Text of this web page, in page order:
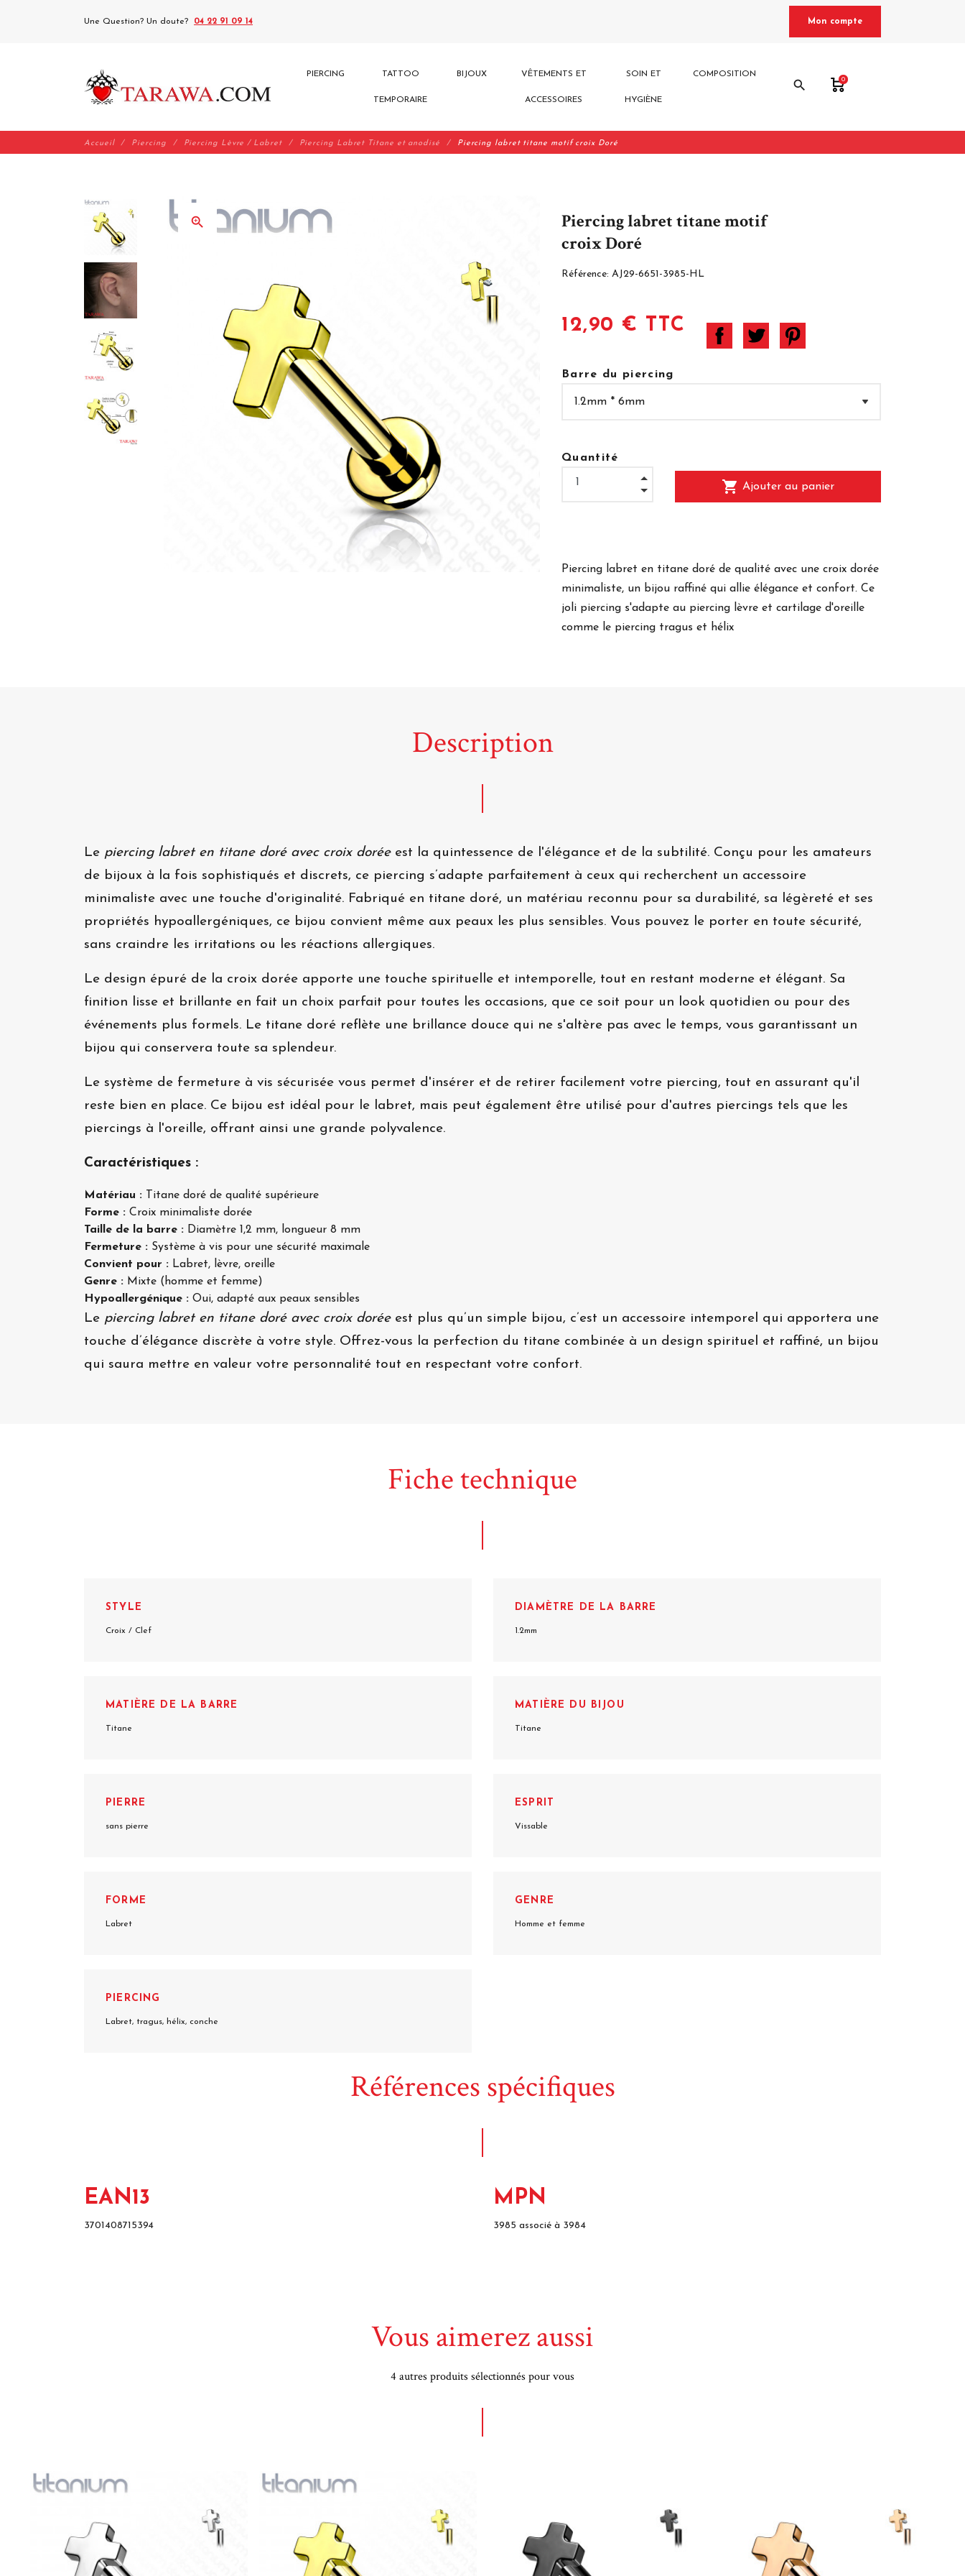
Une Question? Un doute? 04 22 91 09 14 Mon compte
PIERCING TATTOO
TEMPORAIRE
BIJOUX VÊTEMENTS ET
ACCESSOIRES
SOIN ET
HYGIÈNE
COMPOSITION
search 0
Accueil Piercing Piercing Lèvre / Labret Piercing Labret Titane et anodisé Piercing labret titane motif croix Doré
zoom_in
Piercing labret titane motif
croix Doré
Référence: AJ29-6651-3985-HL
12,90 € TTC
Barre du piercing
Quantité
shopping_cart Ajouter au panier
Piercing labret en titane doré de qualité avec une croix dorée
minimaliste, un bijou raffiné qui allie élégance et confort. Ce
joli piercing s'adapte au piercing lèvre et cartilage d'oreille
comme le piercing tragus et hélix
Description
Le piercing labret en titane doré avec croix doréeest la quintessence de l'élégance et de la subtilité. Conçu pour les amateurs
de bijoux à la fois sophistiqués et discrets, ce piercing s’adapte parfaitement à ceux qui recherchent un accessoire
minimaliste avec une touche d'originalité. Fabriqué en titane doré, un matériau reconnu pour sa durabilité, sa légèreté et ses
propriétés hypoallergéniques, ce bijou convient même aux peaux les plus sensibles. Vous pouvez le porter en toute sécurité,
sans craindre les irritations ou les réactions allergiques.
Le design épuré de la croix dorée apporte une touche spirituelle et intemporelle, tout en restant moderne et élégant. Sa
finition lisse et brillante en fait un choix parfait pour toutes les occasions, que ce soit pour un look quotidien ou pour des
événements plus formels. Le titane doré reflète une brillance douce qui ne s'altère pas avec le temps, vous garantissant un
bijou qui conservera toute sa splendeur.
Le système de fermeture à vis sécurisée vous permet d'insérer et de retirer facilement votre piercing, tout en assurant qu'il
reste bien en place. Ce bijou est idéal pour le labret, mais peut également être utilisé pour d'autres piercings tels que les
piercings à l'oreille, offrant ainsi une grande polyvalence.
Caractéristiques :
Matériau : Titane doré de qualité supérieure
Forme : Croix minimaliste dorée
Taille de la barre : Diamètre 1,2 mm, longueur 8 mm
Fermeture : Système à vis pour une sécurité maximale
Convient pour : Labret, lèvre, oreille
Genre : Mixte (homme et femme)
Hypoallergénique : Oui, adapté aux peaux sensibles
Le piercing labret en titane doré avec croix doréeest plus qu’un simple bijou, c’est un accessoire intemporel qui apportera une
touche d’élégance discrète à votre style. Offrez-vous la perfection du titane combinée à un design spirituel et raffiné, un bijou
qui saura mettre en valeur votre personnalité tout en respectant votre confort.
Fiche technique
STYLE
Croix / Clef
DIAMÈTRE DE LA BARRE
1.2mm
MATIÈRE DE LA BARRE
Titane
MATIÈRE DU BIJOU
Titane
PIERRE
sans pierre
ESPRIT
Vissable
FORME
Labret
GENRE
Homme et femme
PIERCING
Labret, tragus, hélix, conche
Références spécifiques
EAN13
3701408715394
MPN
3985 associé à 3984
Vous aimerez aussi
4 autres produits sélectionnés pour vous